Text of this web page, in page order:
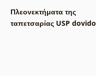
Πλεονεκτήματα της
ταπετσαρίας USP dovido